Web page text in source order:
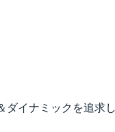
イナミックを追求